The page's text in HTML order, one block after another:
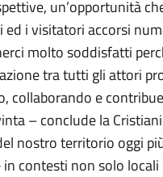
un’opportunità
i visitatori accorsi
molto soddisfatti
tra tutti gli attori
collaborando e
– conclude la
nostro territorio oggi
contesti non solo